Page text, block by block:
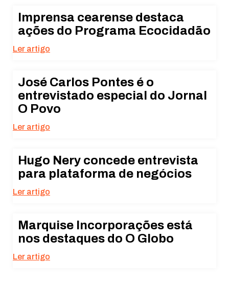
Imprensa cearense destaca
ações do Programa Ecocidadão
Ler artigo
José Carlos Pontes é o
entrevistado especial do Jornal
O Povo
Ler artigo
Hugo Nery concede entrevista
para plataforma de negócios
Ler artigo
Marquise Incorporações está
nos destaques do O Globo
Ler artigo